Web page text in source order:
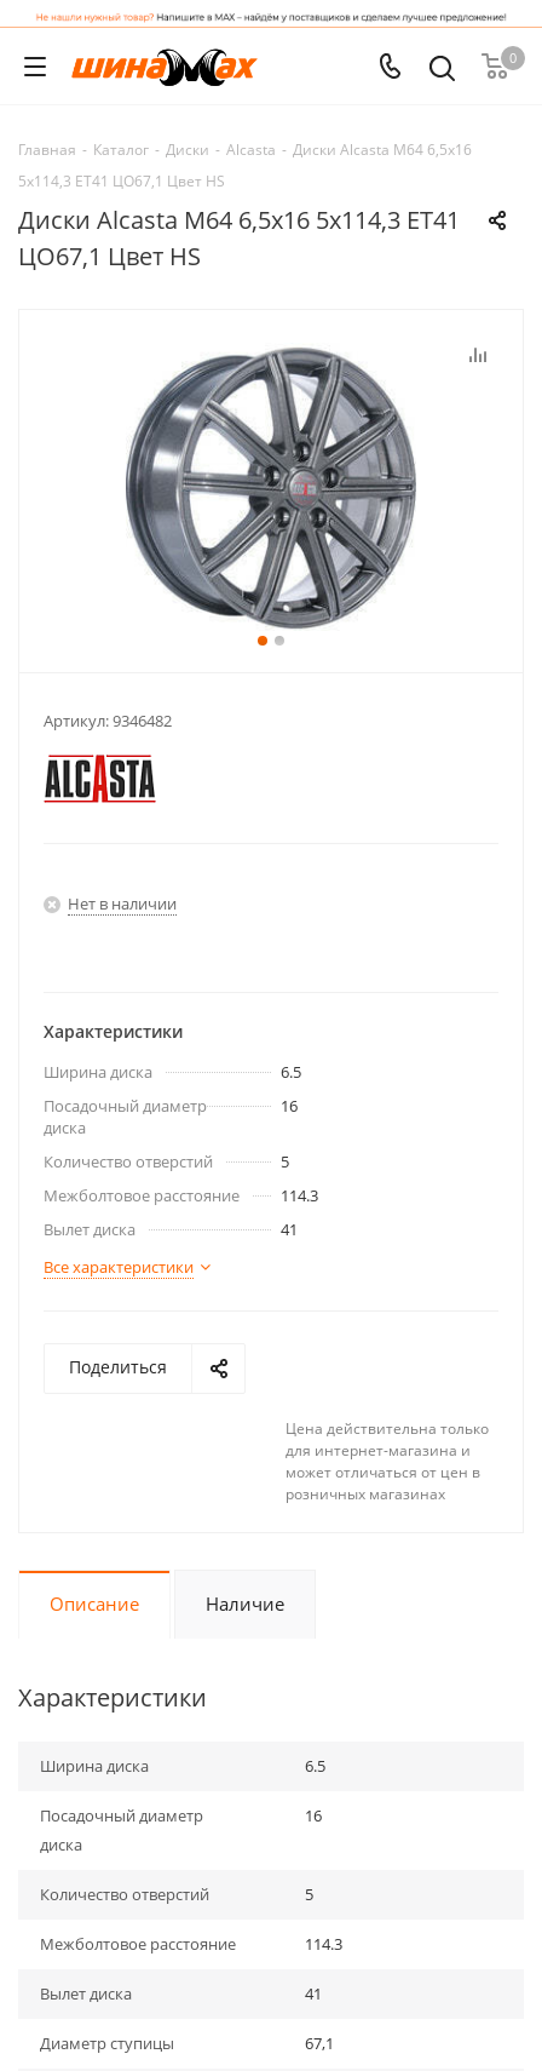
0
Главная - Каталог - Диски - Alcasta - Диски Alcasta M64 6,5x16
5x114,3 ET41 ЦО67,1 Цвет HS
Диски Alcasta M64 6,5x16 5x114,3 ET41
ЦО67,1 Цвет HS
Артикул:9346482
Нет в наличии
Характеристики
Ширина диска
6.5
Посадочный диаметр
диска
16
Количество отверстий
5
Межболтовое расстояние
114.3
Вылет диска
41
Все характеристики
Поделиться
Цена действительна только
для интернет-магазина и
может отличаться от цен в
розничных магазинах
Описание Наличие
Характеристики
Ширина диска 6.5
Посадочный диаметр
диска
16
Количество отверстий 5
Межболтовое расстояние 114.3
Вылет диска 41
Диаметр ступицы 67,1